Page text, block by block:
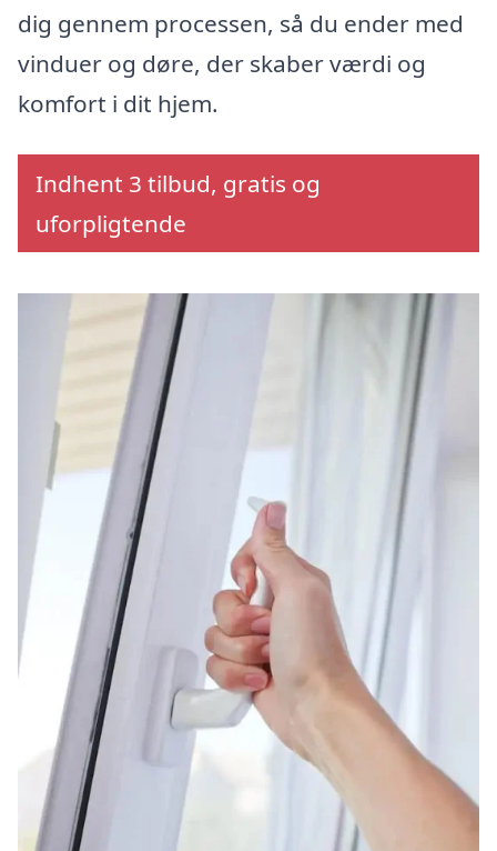
dig gennem processen, så du ender med
vinduer og døre, der skaber værdi og
komfort i dit hjem.
Indhent 3 tilbud, gratis og
uforpligtende